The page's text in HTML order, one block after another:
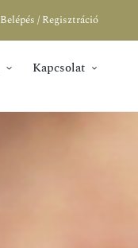
Belépés / Regisztráció
Kapcsolat